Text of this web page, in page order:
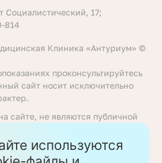
Социалистический, 17;
814
Клиника «Антуриум» ©
проконсультируйтесь
сайт носит исключительно
сайте, не являются публичной
Российской Федерации. Перед
уточнять цены у
используются